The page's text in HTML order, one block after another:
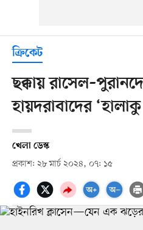
ক্রিকেট
ছক্কায়
হায়দরাবাদের
খেলা ডেস্ক
প্রকাশ: ২৮ মার্চ ২০২৪, ০৭: ১৫